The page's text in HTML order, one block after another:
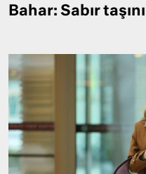
Bahar: Sabır